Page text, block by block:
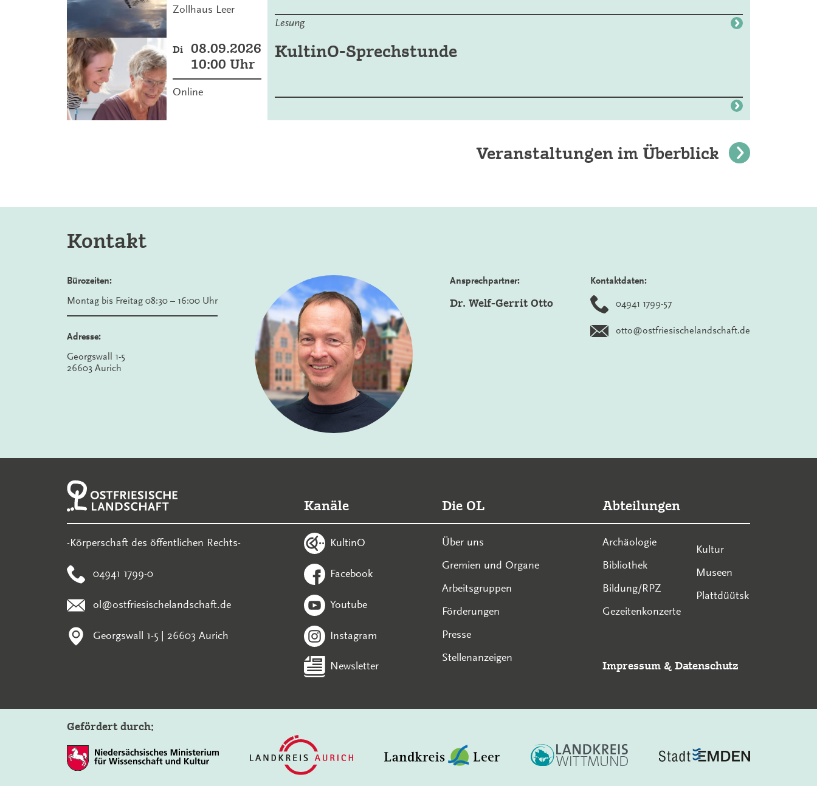
Zollhaus Leer
Lesung
Di
08.09.2026
10:00 Uhr
Online
KultinO-Sprechstunde
Veranstaltungen im Überblick
Kontakt
Bürozeiten:
Montag bis Freitag 08:30 – 16:00 Uhr
Adresse:
Georgswall 1-5
26603 Aurich
Ansprechpartner:
Dr. Welf-Gerrit Otto
Kontaktdaten:
04941 1799-57
otto@ostfriesischelandschaft.de
-Körperschaft des öffentlichen Rechts-
04941 1799-0
ol@ostfriesischelandschaft.de
Georgswall 1-5 | 26603 Aurich
Kanäle
KultinO
Facebook
Youtube
Instagram
Newsletter
Die OL
Über uns
Gremien und Organe
Arbeitsgruppen
Förderungen
Presse
Stellenanzeigen
Abteilungen
Archäologie
Bibliothek
Bildung/RPZ
Gezeitenkonzerte
Kultur
Museen
Plattdüütsk
Impressum & Datenschutz
Gefördert durch:
In diesem Bereich suchen: